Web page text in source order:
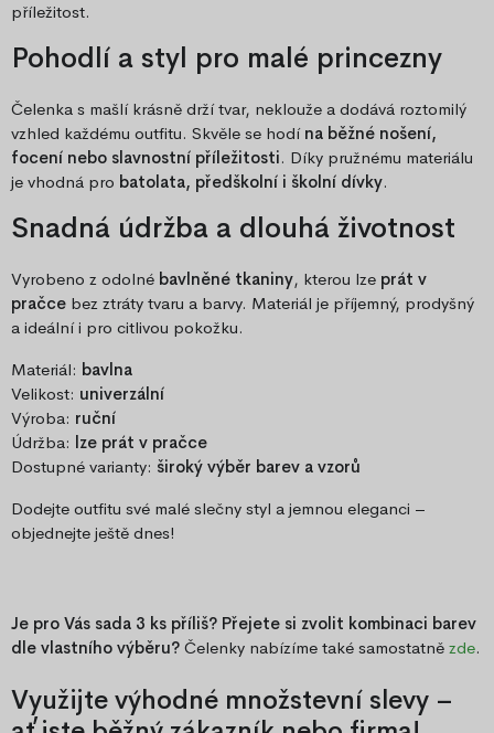
příležitost.
Pohodlí a styl pro malé princezny
Čelenka s mašlí krásně drží tvar, neklouže a dodává roztomilý
vzhled každému outfitu. Skvěle se hodí na běžné nošení,
focení nebo slavnostní příležitosti. Díky pružnému materiálu
je vhodná pro batolata, předškolní i školní dívky.
Snadná údržba a dlouhá životnost
Vyrobeno z odolné bavlněné tkaniny, kterou lze prát v
pračce bez ztráty tvaru a barvy. Materiál je příjemný, prodyšný
a ideální i pro citlivou pokožku.
Materiál: bavlna
Velikost: univerzální
Výroba: ruční
Údržba: lze prát v pračce
Dostupné varianty: široký výběr barev a vzorů
Dodejte outfitu své malé slečny styl a jemnou eleganci –
objednejte ještě dnes!
Je pro Vás sada 3 ks příliš? Přejete si zvolit kombinaci barev
dle vlastního výběru? Čelenky nabízíme také samostatně zde.
Využijte výhodné množstevní slevy –